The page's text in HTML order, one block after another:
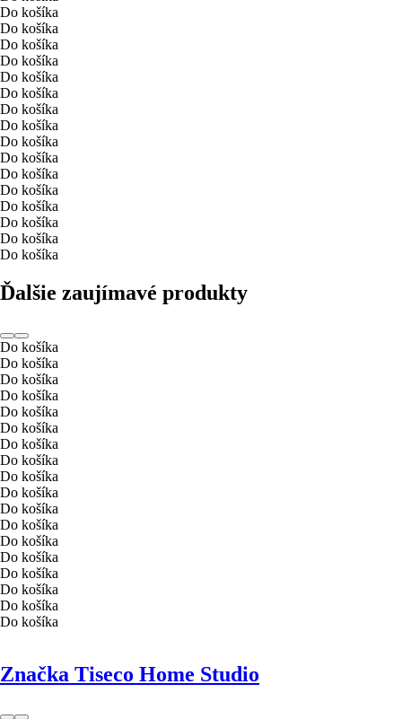
Do košíka
Do košíka
Do košíka
Do košíka
Do košíka
Do košíka
Do košíka
Do košíka
Do košíka
Do košíka
Do košíka
Do košíka
Do košíka
Do košíka
Do košíka
Do košíka
Ďalšie zaujímavé produkty
Do košíka
Do košíka
Do košíka
Do košíka
Do košíka
Do košíka
Do košíka
Do košíka
Do košíka
Do košíka
Do košíka
Do košíka
Do košíka
Do košíka
Do košíka
Do košíka
Do košíka
Do košíka
Značka Tiseco Home Studio